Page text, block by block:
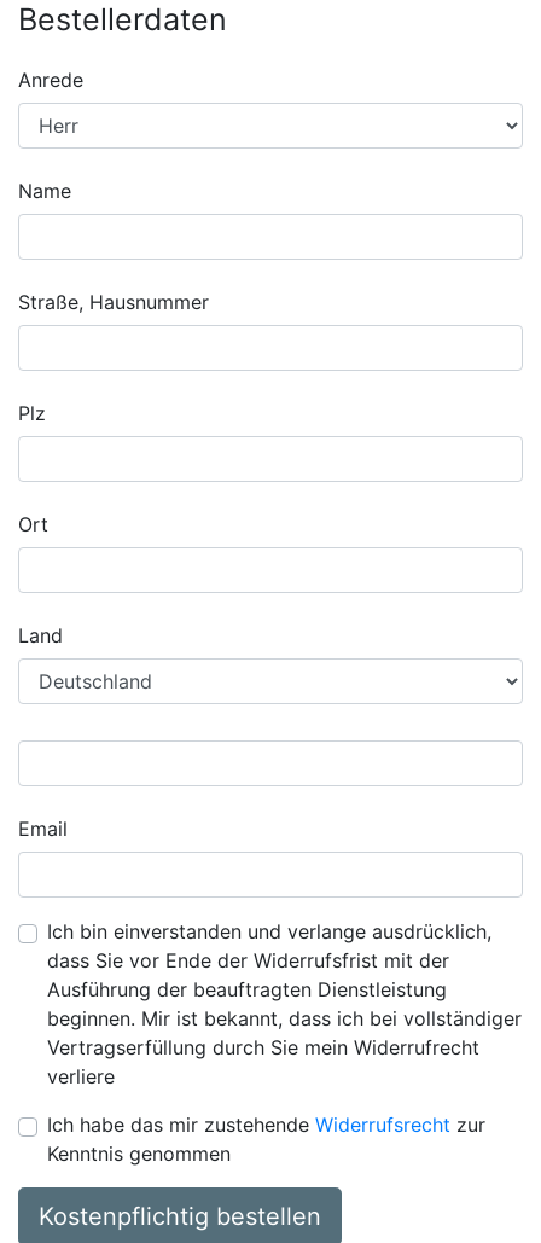
Bestellerdaten
Anrede
Name
Straße, Hausnummer
Plz
Ort
Land
Email
Ich bin einverstanden und verlange ausdrücklich,
dass Sie vor Ende der Widerrufsfrist mit der
Ausführung der beauftragten Dienstleistung
beginnen. Mir ist bekannt, dass ich bei vollständiger
Vertragserfüllung durch Sie mein Widerrufrecht
verliere
Ich habe das mir zustehende Widerrufsrecht zur
Kenntnis genommen
Kostenpflichtig bestellen